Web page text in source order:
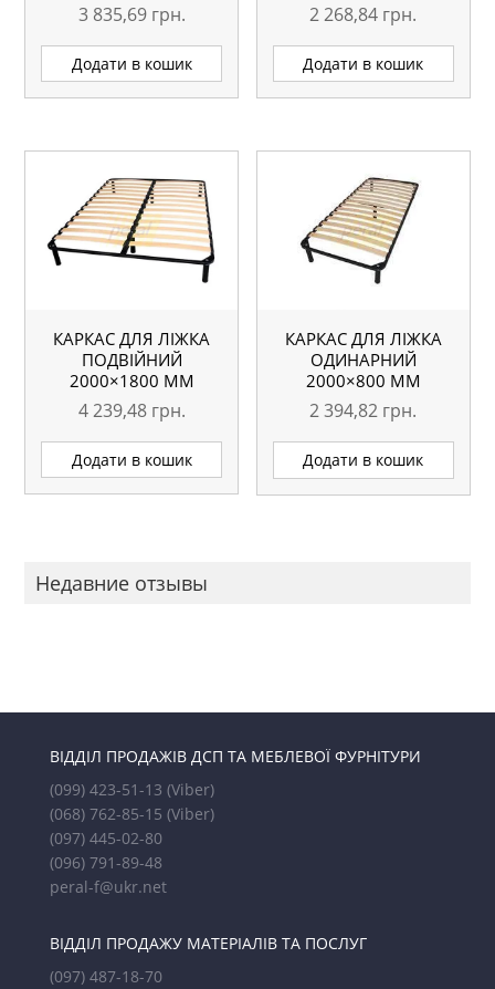
3 835,69 грн.
Додати в кошик
2 268,84 грн.
Додати в кошик
КАРКАС ДЛЯ ЛІЖКА
ПОДВІЙНИЙ
2000×1800 ММ
4 239,48 грн.
Додати в кошик
КАРКАС ДЛЯ ЛІЖКА
ОДИНАРНИЙ
2000×800 ММ
2 394,82 грн.
Додати в кошик
Недавние отзывы
ВІДДІЛ ПРОДАЖІВ ДСП ТА МЕБЛЕВОЇ ФУРНІТУРИ
(099) 423-51-13 (Viber)
(068) 762-85-15 (Viber)
(097) 445-02-80
(096) 791-89-48
peral-f@ukr.net
ВІДДІЛ ПРОДАЖУ МАТЕРІАЛІВ ТА ПОСЛУГ
(097) 487-18-70